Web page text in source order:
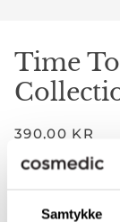
Samtykke
Time
390,00 KR